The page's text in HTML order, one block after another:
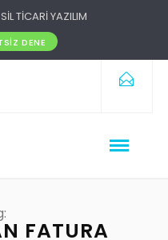
TİCARİ YAZILIM
DENE
FATURA